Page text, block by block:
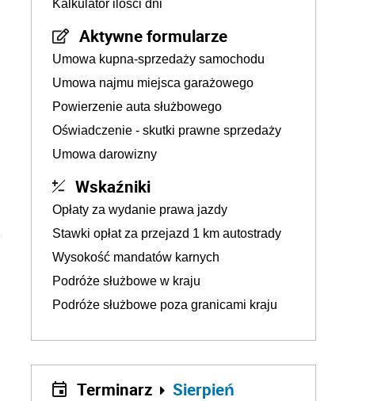
Kalkulator ilości dni
Aktywne formularze
Umowa kupna-sprzedaży samochodu
Umowa najmu miejsca garażowego
Powierzenie auta służbowego
Oświadczenie - skutki prawne sprzedaży
Umowa darowizny
Wskaźniki
Opłaty za wydanie prawa jazdy
Stawki opłat za przejazd 1 km autostrady
Wysokość mandatów karnych
Podróże służbowe w kraju
Podróże służbowe poza granicami kraju
Terminarz Sierpień